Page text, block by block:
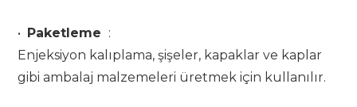
• Paketleme :
Enjeksiyon kalıplama, şişeler, kapaklar ve kaplar
gibi ambalaj malzemeleri üretmek için kullanılır.